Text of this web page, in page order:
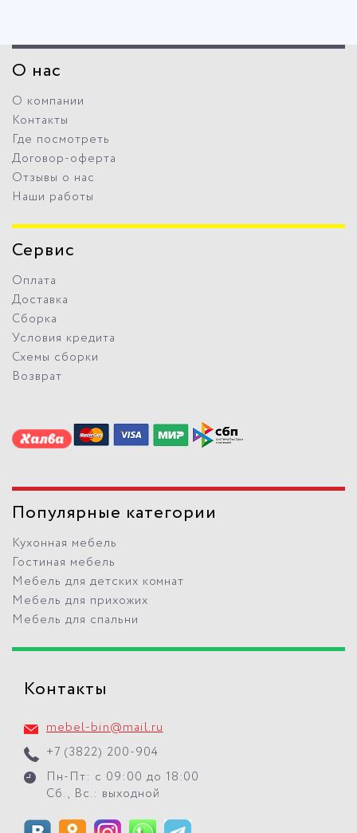
О нас
О компании
Контакты
Где посмотреть
Договор-оферта
Отзывы о нас
Наши работы
Сервис
Оплата
Доставка
Сборка
Условия кредита
Схемы сборки
Возврат
Популярные категории
Кухонная мебель
Гостиная мебель
Мебель для детских комнат
Мебель для прихожих
Мебель для спальни
Контакты
mebel-bin@mail.ru
+7 (3822) 200-904
Пн-Пт: с 09:00 до 18:00
Сб., Вс.: выходной